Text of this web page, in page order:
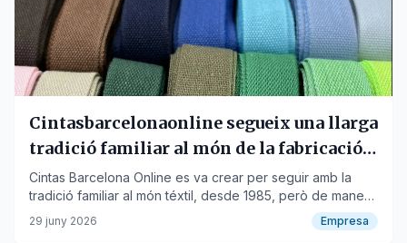
Cintasbarcelonaonline segueix una llarga
tradició familiar al món de la fabricació
de cintes, cordons i elàstics
Cintas Barcelona Online es va crear per seguir amb la
tradició familiar al món téxtil, desde 1985, però de manera
online. Aquesta empresa familiar es dedica a la fabricació
de diferents cintes, cordons i elàstics per a tot tipos de
29 juny 2026 Empresa